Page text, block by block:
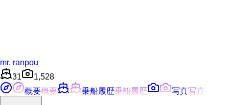
mr. ranpou
31
1,528
概要概要 乗船履歴乗船履歴 写真写真